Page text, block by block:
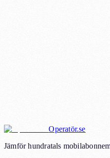
Operatör.se
Jämför hundratals